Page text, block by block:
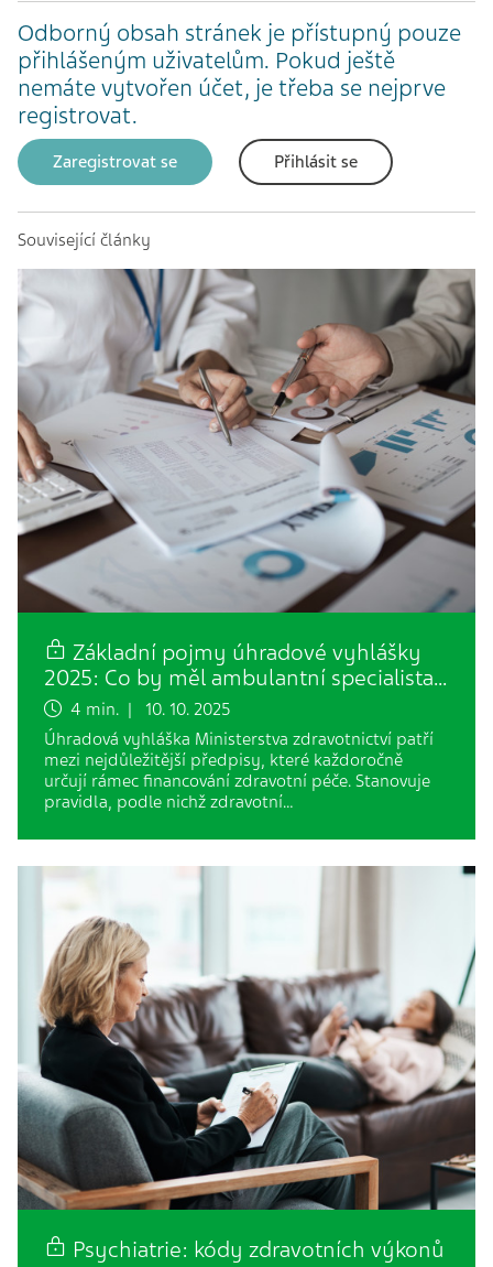
Odborný obsah stránek je přístupný pouze
přihlášeným uživatelům. Pokud ještě
nemáte vytvořen účet, je třeba se nejprve
registrovat.
Zaregistrovat se Přihlásit se
Související články
Základní pojmy úhradové vyhlášky
2025: Co by měl ambulantní specialista…
4 min. | 10. 10. 2025
Úhradová vyhláška Ministerstva zdravotnictví patří
mezi nejdůležitější předpisy, které každoročně
určují rámec financování zdravotní péče. Stanovuje
pravidla, podle nichž zdravotní…
Psychiatrie: kódy zdravotních výkonů